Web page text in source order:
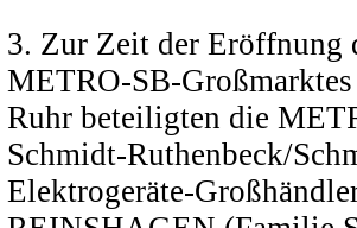
3. Zur Zeit der Eröffnung
METRO-SB-
Ruhr beteiligten die
Schmidt-Ruthenbeck/
Elektrogeräte-